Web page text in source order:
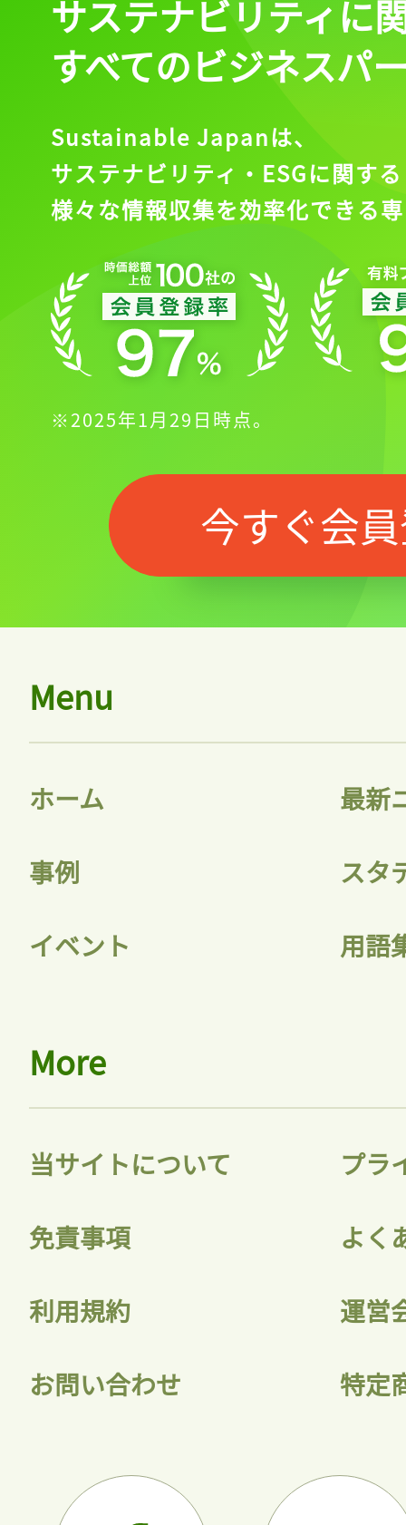
サステナビリティに
すべてのビジネスパ
Sustainable Japanは、
サステナビリティ・ESGに関する
様々な情報収集を効率化できる
※2025年1月29日時点。
今すぐ会
Menu
ホーム 最新
事例 スタ
イベント 用語
More
当サイトについて プラ
免責事項 よく
利用規約 運営
お問い合わせ 特定